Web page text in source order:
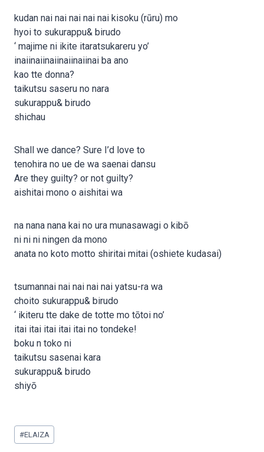
kudan nai nai nai nai nai kisoku (rūru) mo
hyoi to sukurappu& birudo
‘ majime ni ikite itaratsukareru yo’
inaiinaiinaiinaiinaiinai ba ano
kao tte donna?
taikutsu saseru no nara
sukurappu& birudo
shichau
Shall we dance? Sure I’d love to
tenohira no ue de wa saenai dansu
Are they guilty? or not guilty?
aishitai mono o aishitai wa
na nana nana kai no ura munasawagi o kibō
ni ni ni ningen da mono
anata no koto motto shiritai mitai (oshiete kudasai)
tsumannai nai nai nai nai yatsu-ra wa
choito sukurappu& birudo
‘ ikiteru tte dake de totte mo tōtoi no’
itai itai itai itai itai no tondeke!
boku n toko ni
taikutsu sasenai kara
sukurappu& birudo
shiyō
Post
Tags:
#ELAIZA